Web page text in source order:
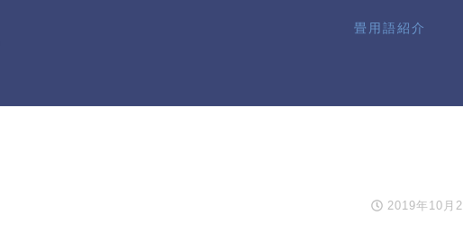
畳用語紹介
2019年10月